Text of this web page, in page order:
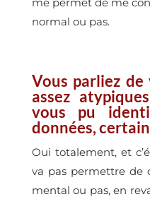
me permet de me
normal ou pas.
Vous parliez
assez
vous pu
données,
Oui totalement, et
va pas permettre de
mental ou pas, en